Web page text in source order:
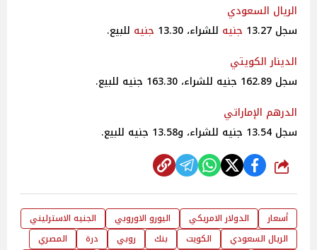
الريال السعودي
سجل 13.27
جنيه للشراء، 13.30 جنيه للبيع.
الدينار الكويتي
سجل 162.89 جنيه للشراء، 163.30 جنيه للبيع.
الدرهم الإماراتي
سجل 13.54 جنيه للشراء، و13.58 جنيه للبيع.
شارك
أسعار الدولار الامريكي اليورو الاوروبي
الجنيه الاسترليني
الريال السعودي
الكويت بنك روبي درة
المصري